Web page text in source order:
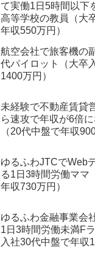
て実働1日5時間以下
高等学校の教員（大
年収550万円）
航空会社で旅客機の
代パイロット（大卒
1400万円）
未経験で不動産賃貸
ら速攻で年収が6倍
（20代中盤で年収
ゆるふわJTCでWeb
る1日3時間労働ママ
年収730万円）
ゆるふわ金融事業会
1日3時間労働未満F
入社30代中盤で年収